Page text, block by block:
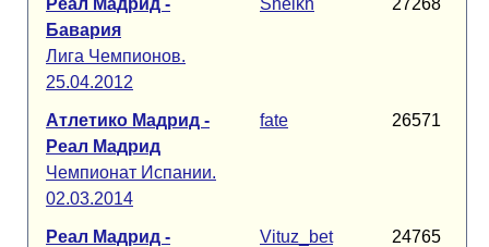
Реал Мадрид -
Бавария
Лига Чемпионов.
25.04.2012
Sheikh 27268
Атлетико Мадрид -
Реал Мадрид
Чемпионат Испании.
02.03.2014
fate 26571
Реал Мадрид -
Vituz_bet 24765